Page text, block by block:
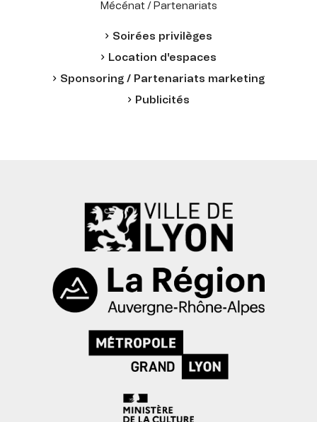
Mécénat / Partenariats
Soirées privilèges
Location d'espaces
Sponsoring / Partenariats marketing
Publicités